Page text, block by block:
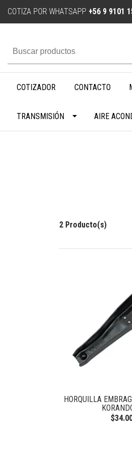
COTIZA POR WHATSAPP +56 9 9101
COTIZADOR CONTACTO
TRANSMISIÓN AIRE
2 Producto(s)
HORQUILLA